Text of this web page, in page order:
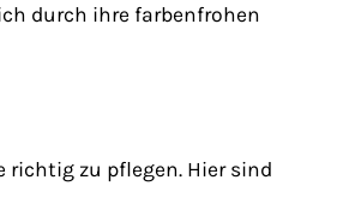
durch ihre farbenfrohen
richtig zu pflegen. Hier sind